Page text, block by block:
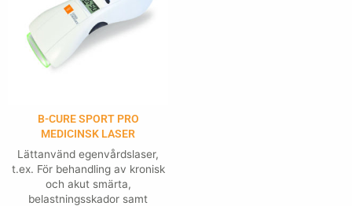
B-CURE SPORT PRO
MEDICINSK LASER
Lättanvänd egenvårdslaser,
t.ex. För behandling av kronisk
och akut smärta,
belastningsskador samt